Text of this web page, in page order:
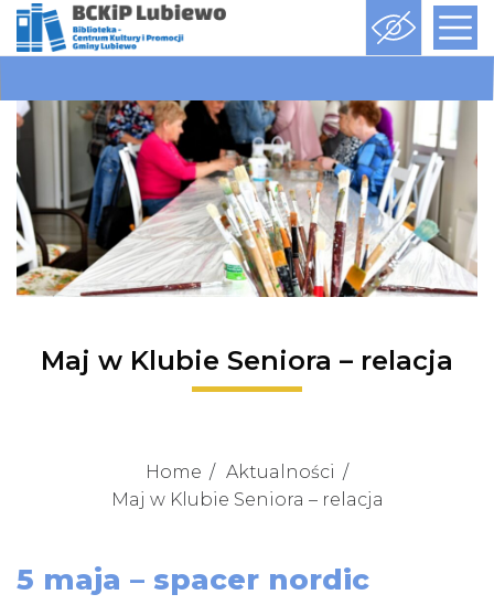
Maj w Klubie Seniora – relacja
Home
Aktualności
Maj w Klubie Seniora – relacja
5 maja – spacer nordic